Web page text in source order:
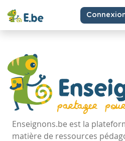
Enseignons.be est la
matière de ressources